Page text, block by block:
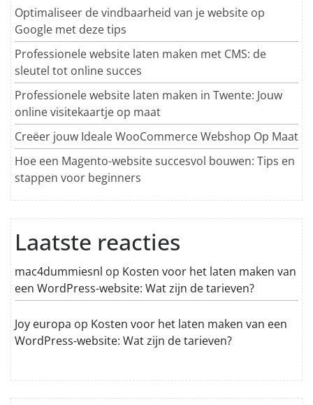
Optimaliseer de vindbaarheid van je website op
Google met deze tips
Professionele website laten maken met CMS: de
sleutel tot online succes
Professionele website laten maken in Twente: Jouw
online visitekaartje op maat
Creëer jouw Ideale WooCommerce Webshop Op Maat
Hoe een Magento-website succesvol bouwen: Tips en
stappen voor beginners
Laatste reacties
mac4dummiesnl op Kosten voor het laten maken van
een WordPress-website: Wat zijn de tarieven?
Joy europa op Kosten voor het laten maken van een
WordPress-website: Wat zijn de tarieven?